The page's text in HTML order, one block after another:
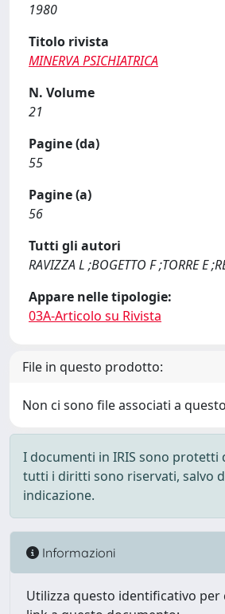
1980
Titolo rivista
MINERVA PSICHIATRICA
N. Volume
21
Pagine (da)
55
Pagine (a)
56
Tutti gli autori
RAVIZZA L ;BOGETTO F ;TORRE E
Appare nelle tipologie:
03A-Articolo su Rivista
File in questo prodotto:
Non ci sono file associati a
I documenti in IRIS sono protetti
tutti i diritti sono riservati, salvo
indicazione.
Informazioni
Utilizza questo identificativo per